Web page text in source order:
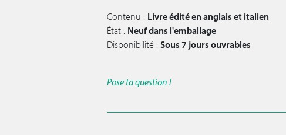
Contenu : Livre édité en anglais et italien
État : Neuf dans l'emballage
Disponibilité : Sous 7 jours ouvrables
Pose ta question !